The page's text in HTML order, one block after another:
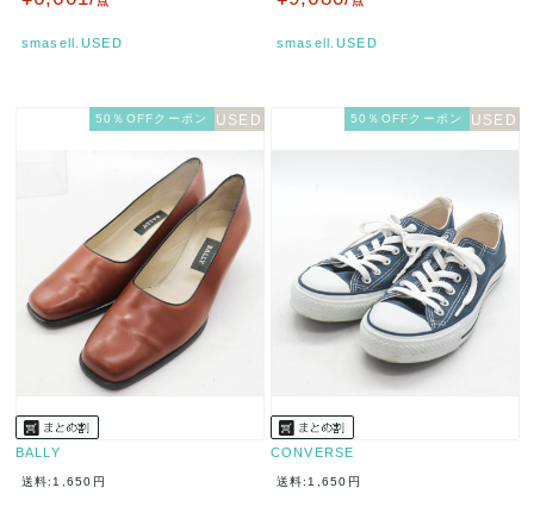
smasell.USED smasell.USED
50％OFFクーポン
BALLY
送料:1,650円
50％OFFクーポン
CONVERSE
送料:1,650円